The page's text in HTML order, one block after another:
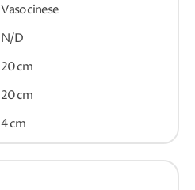
Vaso cinese
N/D
20 cm
20 cm
4 cm